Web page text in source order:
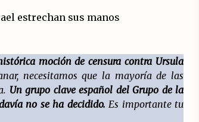
19/07/2026
producción permanente.
16/07/2026
Declaración de Estambul por un
Frente Común contra la OTAN, el
moción de censura contra Ursula
necesitamos que la mayoría de las
Un grupo clave español del Grupo de la
no se ha decidido. Es importante tu